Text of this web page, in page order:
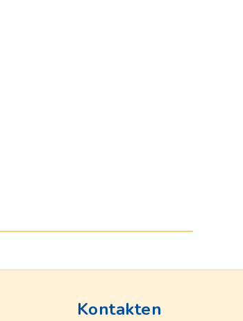
Kontakten